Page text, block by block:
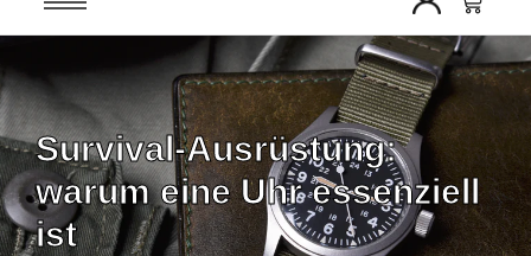
Survival-Ausrüstung:
warum eine Uhr essenziell
ist